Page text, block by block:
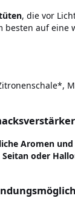
, die vor
besten auf eine
Aromen
oder